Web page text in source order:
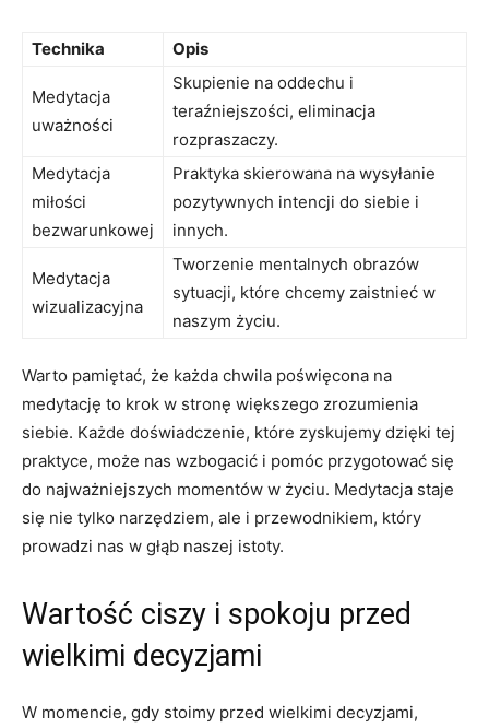
Technika Opis
Medytacja
uważności
Skupienie na oddechu i
teraźniejszości,⁤ eliminacja
‍rozpraszaczy.
Medytacja
miłości
bezwarunkowej
Praktyka skierowana ‌na wysyłanie
pozytywnych intencji do siebie i
innych.
Medytacja
⁣wizualizacyjna
Tworzenie mentalnych ​obrazów
sytuacji, które chcemy zaistnieć w
naszym życiu.
Warto⁢ pamiętać, że każda chwila poświęcona na
medytację‍ to krok w stronę ⁣większego zrozumienia
siebie. Każde doświadczenie, ⁤które ‍zyskujemy dzięki ​tej⁣
praktyce, może nas wzbogacić i pomóc przygotować się
do najważniejszych momentów w życiu. Medytacja staje
się nie tylko narzędziem, ale i przewodnikiem, ⁣który
prowadzi nas w głąb naszej istoty.
Wartość ciszy ⁣i spokoju przed
wielkimi decyzjami
W⁤ momencie, gdy stoimy przed wielkimi​ decyzjami,